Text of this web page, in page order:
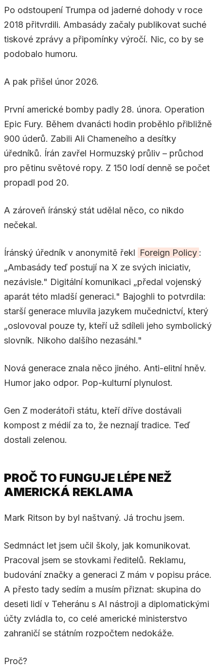
Po odstoupení Trumpa od jaderné dohody v roce
2018 přitvrdili. Ambasády začaly publikovat suché
tiskové zprávy a připomínky výročí. Nic, co by se
podobalo humoru.
A pak přišel únor 2026.
První americké bomby padly 28. února. Operation
Epic Fury. Během dvanácti hodin proběhlo přibližně
900 úderů. Zabili Ali Chameneího a desítky
úředníků. Írán zavřel Hormuzský průliv – průchod
pro pětinu světové ropy. Z 150 lodí denně se počet
propadl pod 20.
A zároveň íránský stát udělal něco, co nikdo
nečekal.
Íránský úředník v anonymitě řekl Foreign Policy :
„Ambasády teď postují na X ze svých iniciativ,
nezávisle." Digitální komunikaci „předal vojenský
aparát této mladší generaci." Bajoghli to potvrdila:
starší generace mluvila jazykem mučednictví, který
„oslovoval pouze ty, kteří už sdíleli jeho symbolický
slovník. Nikoho dalšího nezasáhl."
Nová generace znala něco jiného. Anti-elitní hněv.
Humor jako odpor. Pop-kulturní plynulost.
Gen Z moderátoři státu, kteří dříve dostávali
kompost z médií za to, že neznají tradice. Teď
dostali zelenou.
PROČ TO FUNGUJE LÉPE NEŽ
AMERICKÁ REKLAMA
Mark Ritson by byl naštvaný. Já trochu jsem.
Sedmnáct let jsem učil školy, jak komunikovat.
Pracoval jsem se stovkami ředitelů. Reklamu,
budování značky a generaci Z mám v popisu práce.
A přesto tady sedím a musím přiznat: skupina do
deseti lidí v Teheránu s AI nástroji a diplomatickými
účty zvládla to, co celé americké ministerstvo
zahraničí se státním rozpočtem nedokáže.
Proč?